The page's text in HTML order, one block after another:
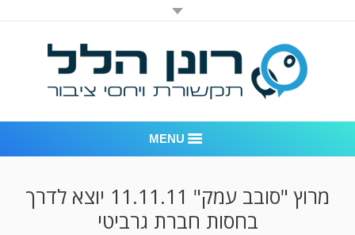
MENU
אודות החברה
מרוץ "סובב עמק" 11.11.11 יוצא לדרך
בחסות חברת גרביטי